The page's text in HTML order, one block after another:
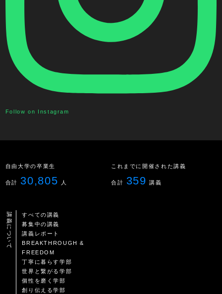
Follow on Instagram
自由大学の卒業生
合計 30,805 人
これまでに開催された講義
合計 359 講義
講義について
すべての講義
募集中の講義
講義レポート
BREAKTHROUGH &
FREEDOM
丁寧に暮らす学部
世界と繋がる学部
個性を磨く学部
創り伝える学部